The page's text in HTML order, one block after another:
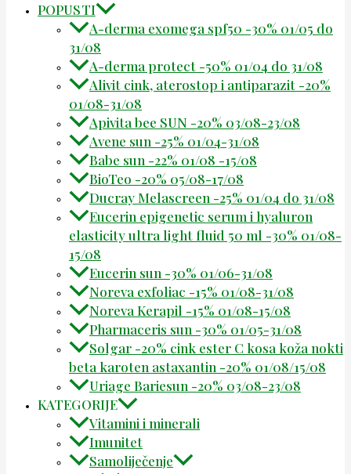
POPUSTI
A-derma exomega spf50 -30% 01/05 do
31/08
A-derma protect -50% 01/04 do 31/08
Alivit cink, aterostop i antiparazit -20%
01/08-31/08
Apivita bee SUN -20% 03/08-23/08
Avene sun -25% 01/04-31/08
Babe sun -22% 01/08 -15/08
BioTeo -20% 05/08-17/08
Ducray Melascreen -25% 01/04 do 31/08
Eucerin epigenetic serum i hyaluron
elasticity ultra light fluid 50 ml -30% 01/08-
15/08
Eucerin sun -30% 01/06-31/08
Noreva exfoliac -15% 01/08-31/08
Noreva Kerapil -15% 01/08-15/08
Pharmaceris sun -30% 01/05-31/08
Solgar -20% cink ester C kosa koža nokti
beta karoten astaxantin -20% 01/08/15/08
Uriage Bariesun -20% 03/08-23/08
KATEGORIJE
Vitamini i minerali
Imunitet
Samoliječenje